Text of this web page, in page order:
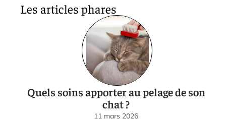
Les articles phares
Quels soins apporter au pelage de son
chat ?
11 mars 2026